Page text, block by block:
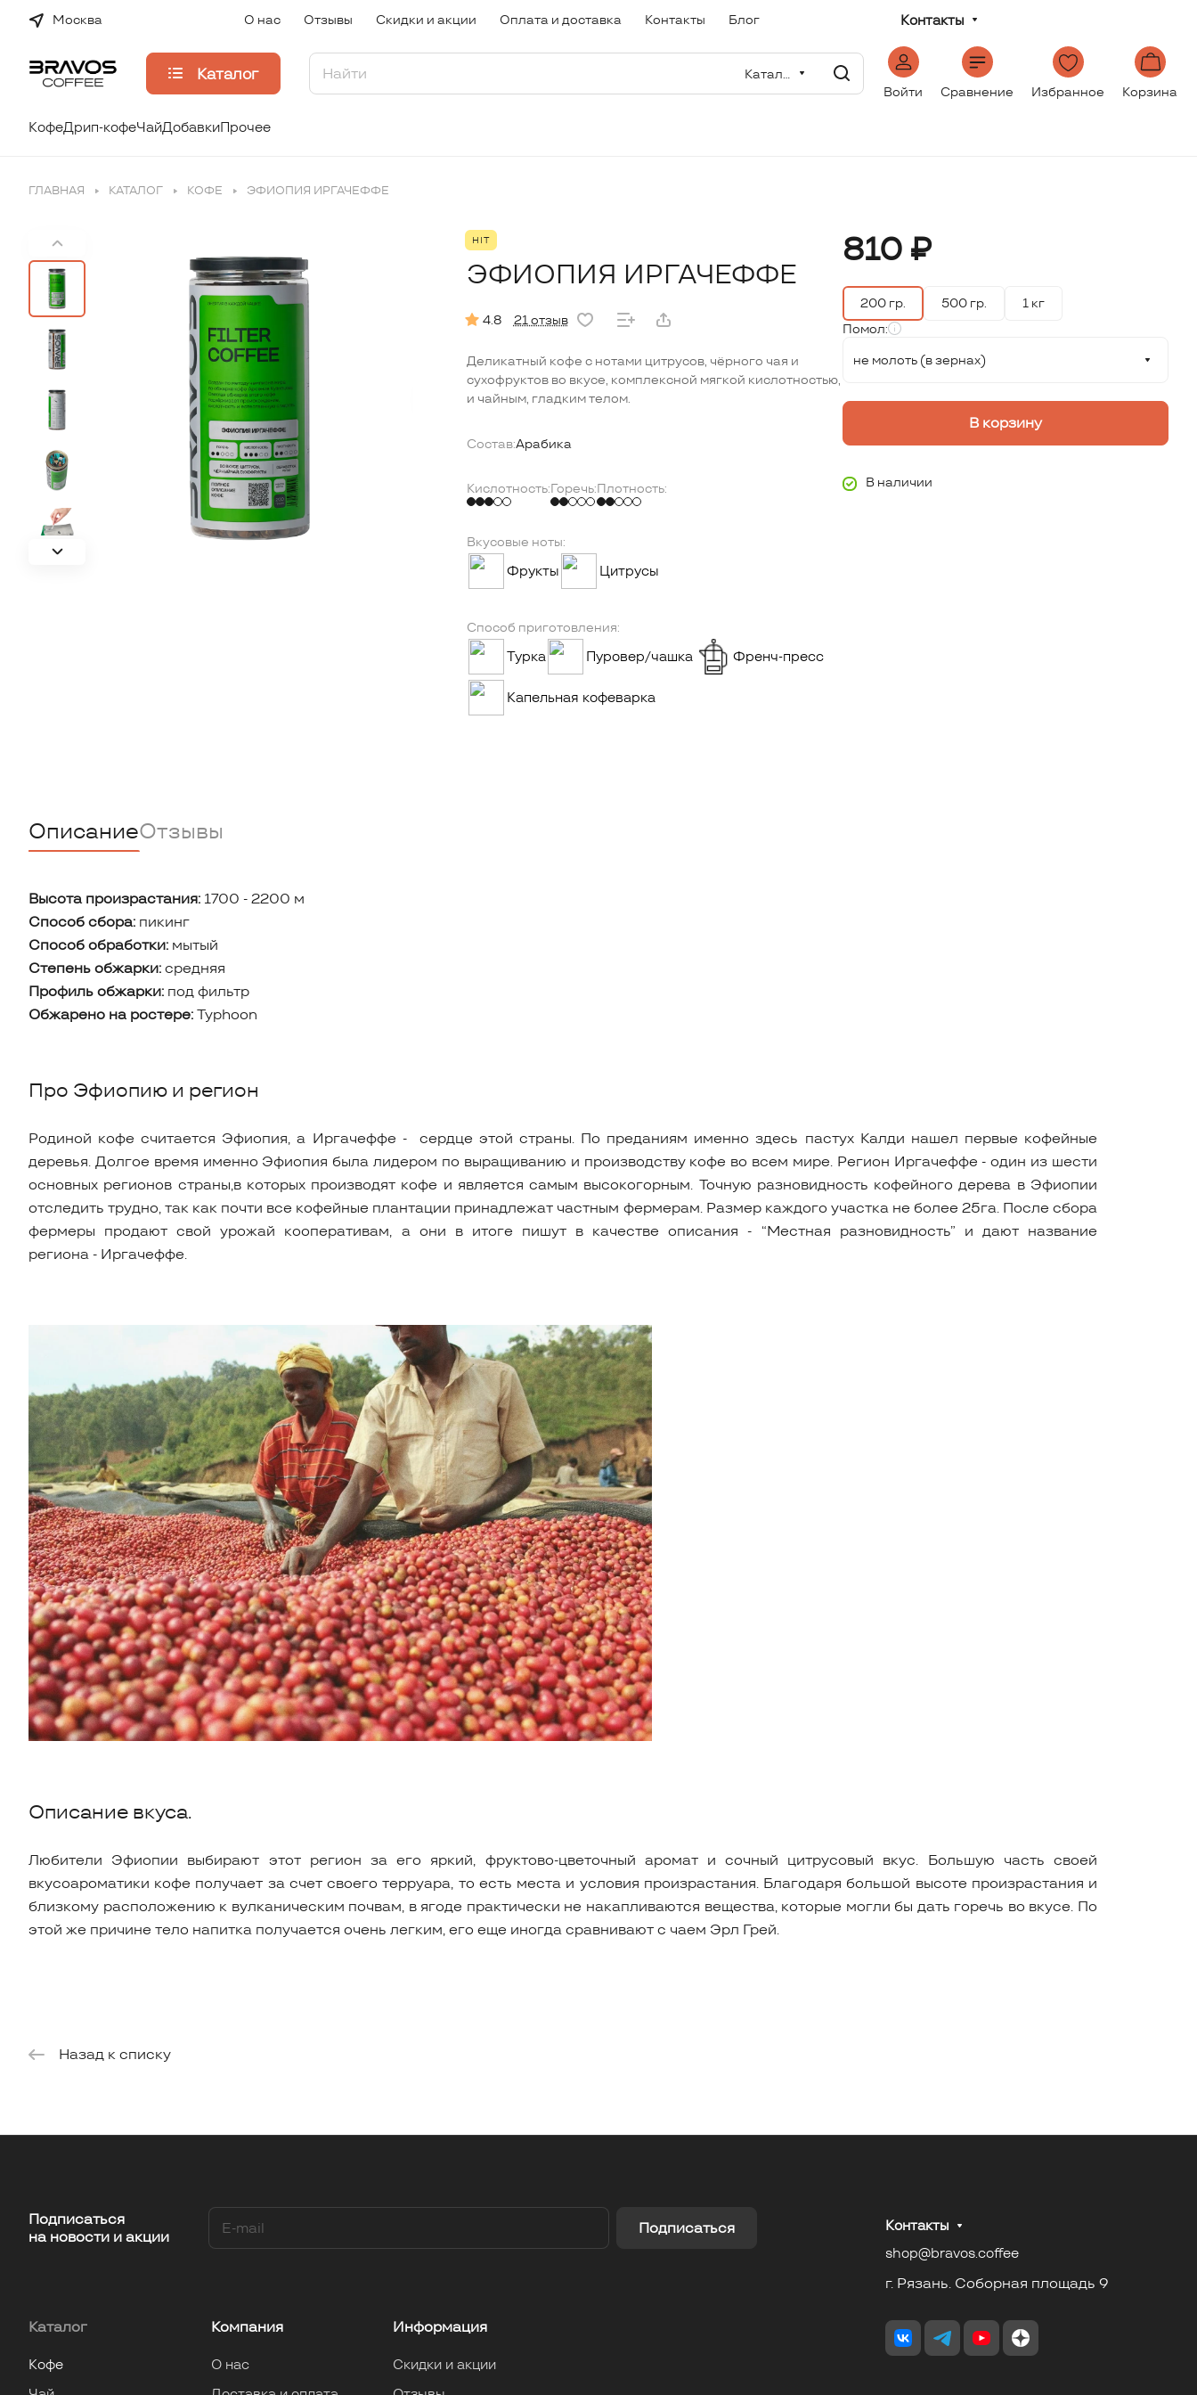
Москва О нас Отзывы Скидки и акции Оплата и доставка Контакты Блог Контакты
Каталог
Каталог
Войти
Сравнение Избранное Корзина
КофеДрип-кофеЧайДобавкиПрочее
ГЛАВНАЯ КАТАЛОГ КОФЕ ЭФИОПИЯ ИРГАЧЕФФЕ
HIT
ЭФИОПИЯ ИРГАЧЕФФЕ
4.8 21 отзыв
Деликатный кофе с нотами цитрусов, чёрного чая и
сухофруктов во вкусе, комплексной мягкой кислотностью,
и чайным, гладким телом.
Состав:Арабика
Кислотность:Горечь:Плотность:
Вкусовые ноты:
Фрукты Цитрусы
Способ приготовления:
Турка Пуровер/чашка Френч-пресс
Капельная кофеварка
810 ₽
Помол:
не молоть (в зернах)
200 гр. 500 гр. 1 кг
В корзину
В наличии
ОписаниеОтзывы
Высота произрастания: 1700 - 2200 м
Способ сбора: пикинг
Способ обработки: мытый
Степень обжарки:средняя
Профиль обжарки: под фильтр
Обжарено на ростере:Typhoon
Про Эфиопию и регион
Родиной кофе считается Эфиопия, а Иргачеффе - сердце этой страны. По преданиям именно здесь пастух Калди нашел первые кофейные
деревья. Долгое время именно Эфиопия была лидером по выращиванию и производству кофе во всем мире. Регион Иргачеффе - один из шести
основных регионов страны,в которых производят кофе и является самым высокогорным. Точную разновидность кофейного дерева в Эфиопии
отследить трудно, так как почти все кофейные плантации принадлежат частным фермерам. Размер каждого участка не более 25га. После сбора
фермеры продают свой урожай кооперативам, а они в итоге пишут в качестве описания - “Местная разновидность” и дают название
региона - Иргачеффе.
Описание вкуса.
Любители Эфиопии выбирают этот регион за его яркий, фруктово-цветочный аромат и сочный цитрусовый вкус. Большую часть своей
вкусоароматики кофе получает за счет своего терруара, то есть места и условия произрастания. Благодаря большой высоте произрастания и
близкому расположению к вулканическим почвам, в ягоде практически не накапливаются вещества, которые могли бы дать горечь во вкусе. По
этой же причине тело напитка получается очень легким, его еще иногда сравнивают с чаем Эрл Грей.
Назад к списку
Подписаться
на новости и акции
Подписаться
Каталог
Кофе
Компания
О нас
Информация
Скидки и акции
Контакты
shop@bravos.coffee
г. Рязань. Соборная площадь 9